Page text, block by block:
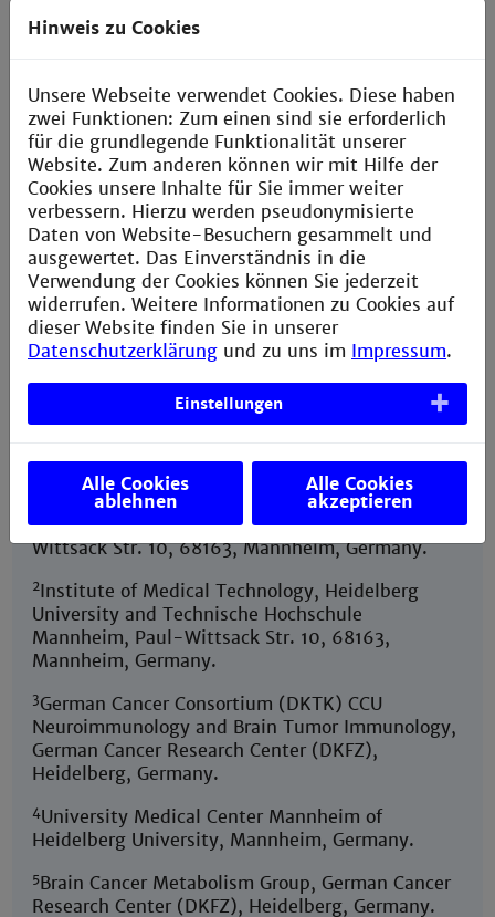
Germany 3 Hamburg School of Food Science,
Fourier Transform Infrared Microscopy Enables
Guidance of Automated Mass Spectrometry
Imaging to Predefined Tissue Morphologies
Januar 15, 2017
Journal: Scientific Reports, doi: 10.1038/s41598-
017-18477-6.
J.-H. Rabe1,2,D.A. Sammour 1,2 , S. Schulz1,2, B.
Munteanu1,2, M. Ott3, K. Ochs3,6, P.
, A. Marx4, M. Platten
5,6 7 1,2
Center for Applied Research in Applied
Biomedical Mass Spectrometry (ABIMAS),
Technische Hochschule Mannheim, Paul-
Wittsack Str. 10, 68163, Mannheim, Germany.
2Institute of Medical Technology, Heidelberg
University and Technische Hochschule
Mannheim, Paul-Wittsack Str. 10, 68163,
Mannheim, Germany.
3German Cancer Consortium (DKTK) CCU
Neuroimmunology and Brain Tumor Immunology,
German Cancer Research Center (DKFZ),
Heidelberg, Germany.
4University Medical Center Mannheim of
Heidelberg University, Mannheim, Germany.
5Brain Cancer Metabolism Group, German Cancer
Research Center (DKFZ), Heidelberg, Germany.
Hinweis zu Cookies
Unsere Webseite verwendet Cookies. Diese haben
zwei Funktionen: Zum einen sind sie erforderlich
für die grundlegende Funktionalität unserer
Website. Zum anderen können wir mit Hilfe der
Cookies unsere Inhalte für Sie immer weiter
verbessern. Hierzu werden pseudonymisierte
Daten von Website-Besuchern gesammelt und
ausgewertet. Das Einverständnis in die
Verwendung der Cookies können Sie jederzeit
widerrufen. Weitere Informationen zu Cookies auf
dieser Website finden Sie in unserer
Datenschutzerklärung und zu uns im Impressum.
Einstellungen
Alle Cookies
ablehnen
Alle Cookies
akzeptieren